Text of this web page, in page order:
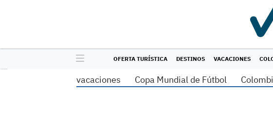
OFERTA TURÍSTICA DESTINOS VACACIONES
vacaciones Copa Mundial de Fútbol